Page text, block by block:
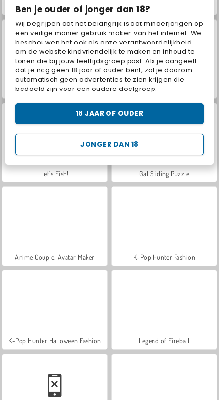
Ben je ouder of jonger dan 18?
Wij begrijpen dat het belangrijk is dat minderjarigen op
een veilige manier gebruik maken van het internet. We
beschouwen het ook als onze verantwoordelijkheid
om de website kindvriendelijk te maken en inhoud te
tonen die bij jouw leeftijdsgroep past. Als je aangeeft
dat je nog geen 18 jaar of ouder bent, zal je daarom
automatisch geen advertenties te zien krijgen die
bedoeld zijn voor een oudere doelgroep.
JONGER DAN 18
18 JAAR OF OUDER
VegaMix Da Vinci Puzzles Hidden Object: Street of Secrets
ASMR Makeover & Makeup Studio Farm Merge Valley
Let's Fish! Gal Sliding Puzzle
Anime Couple: Avatar Maker K-Pop Hunter Fashion
K-Pop Hunter Halloween Fashion Legend of Fireball